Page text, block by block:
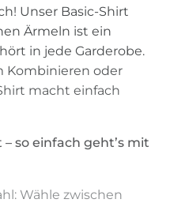
Unser Basic-Shirt
Ärmeln ist ein
in jede Garderobe.
Kombinieren oder
macht einfach
so einfach geht’s mit
Wähle zwischen